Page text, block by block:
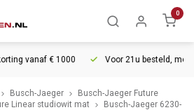
0
vanaf € 1000 Voor 21u besteld, morgen
Busch-Jaeger
Busch-Jaeger Future
Linear studiowit mat
Busch-Jaeger 6230-